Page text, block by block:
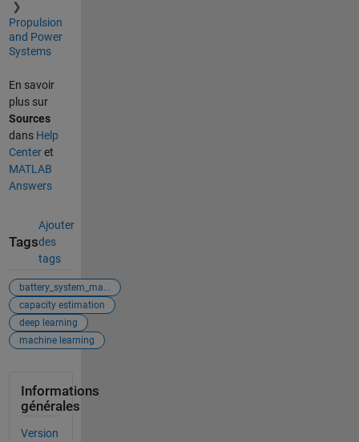
Propulsion
and Power
Systems
En savoir
plus sur
Sources
dans Help
Centeret
MATLAB
Answers
Tags
Ajouter
des
tags
battery_system_ma...
capacity estimation
deep learning
machine learning
Informations
générales
Version